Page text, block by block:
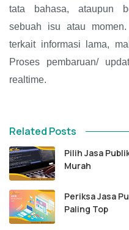
tata bahasa, ataupun
sebuah isu atau
terkait informasi lama,
Proses pembaruan/
realtime.
Related Posts
Pilih Jasa
Murah
Periksa Jasa
Paling Top